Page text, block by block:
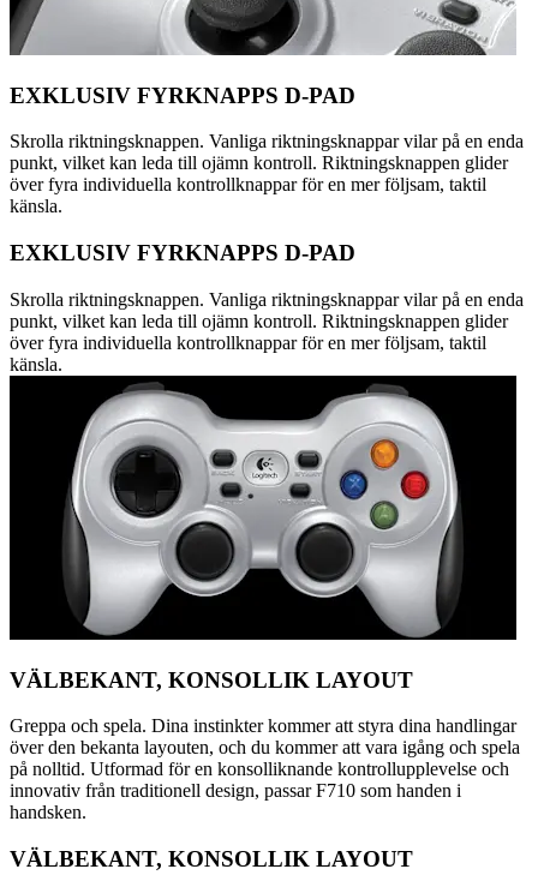
EXKLUSIV FYRKNAPPS D-PAD
Skrolla riktningsknappen. Vanliga riktningsknappar vilar på en enda
punkt, vilket kan leda till ojämn kontroll. Riktningsknappen glider
över fyra individuella kontrollknappar för en mer följsam, taktil
känsla.
EXKLUSIV FYRKNAPPS D-PAD
Skrolla riktningsknappen. Vanliga riktningsknappar vilar på en enda
punkt, vilket kan leda till ojämn kontroll. Riktningsknappen glider
över fyra individuella kontrollknappar för en mer följsam, taktil
känsla.
VÄLBEKANT, KONSOLLIK LAYOUT
Greppa och spela. Dina instinkter kommer att styra dina handlingar
över den bekanta layouten, och du kommer att vara igång och spela
på nolltid. Utformad för en konsolliknande kontrollupplevelse och
innovativ från traditionell design, passar F710 som handen i
handsken.
VÄLBEKANT, KONSOLLIK LAYOUT